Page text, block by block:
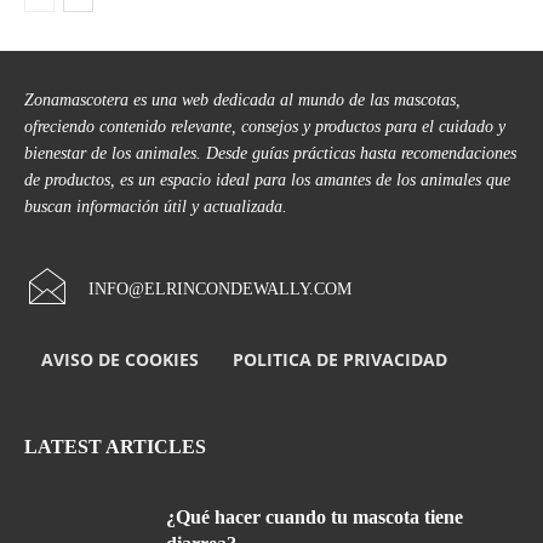
Zonamascotera es una web dedicada al mundo de las mascotas,
ofreciendo contenido relevante, consejos y productos para el cuidado y
bienestar de los animales. Desde guías prácticas hasta recomendaciones
de productos, es un espacio ideal para los amantes de los animales que
buscan información útil y actualizada.
INFO@ELRINCONDEWALLY.COM
AVISO DE COOKIES POLITICA DE PRIVACIDAD
LATEST ARTICLES
¿Qué hacer cuando tu mascota tiene